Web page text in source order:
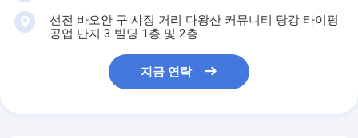
선전 바오안 구 샤징 거리 다왕산 커뮤니티 탕강 타이펑
공업 단지 3 빌딩 1층 및 2층
지금 연락